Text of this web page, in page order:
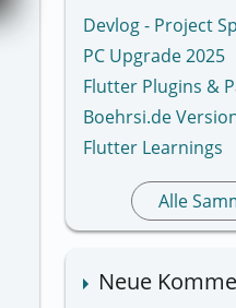
Devlog - Project
PC Upgrade 2025
Flutter Plugins &
Boehrsi.de
Flutter Learnings
Alle
Neue